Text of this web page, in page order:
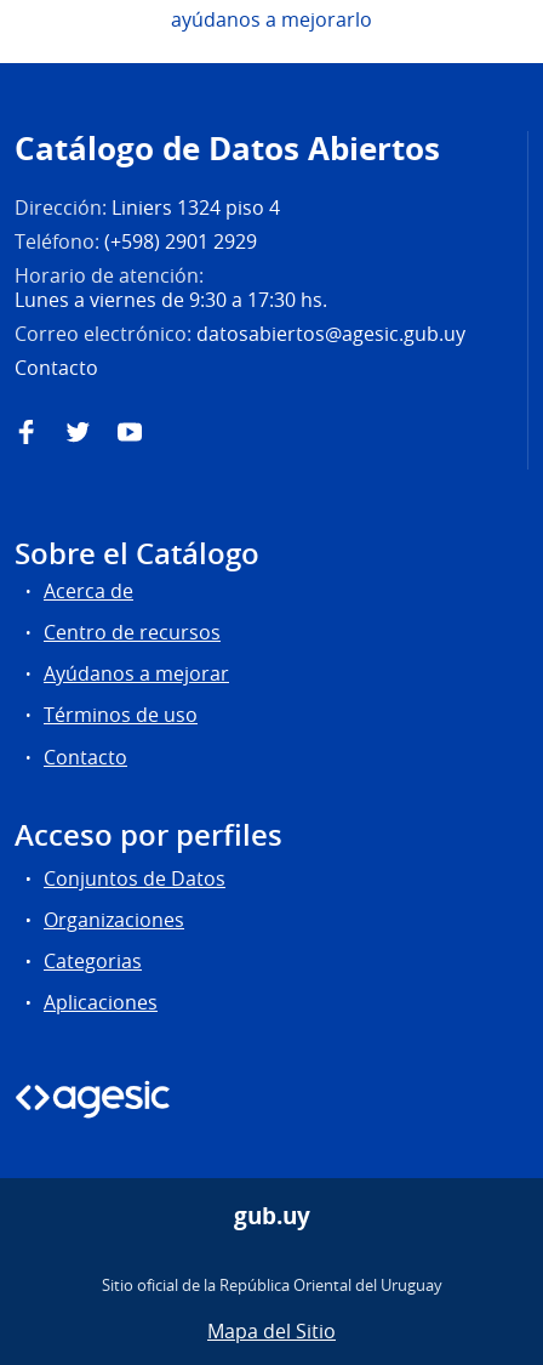
ayúdanos a mejorarlo
de
página
Catálogo de Datos Abiertos
Dirección: Liniers 1324 piso 4
Teléfono: (+598) 2901 2929
Horario de atención:
Lunes a viernes de 9:30 a 17:30 hs.
Correo electrónico: datosabiertos@agesic.gub.uy
Contacto
FacebookTwitterYouTube
Sobre el Catálogo
Acerca de
Centro de recursos
Ayúdanos a mejorar
Términos de uso
Contacto
Acceso por perfiles
Conjuntos de Datos
Organizaciones
Categorias
Aplicaciones
gub.uy
Sitio oficial de la República Oriental del Uruguay
Mapa del Sitio